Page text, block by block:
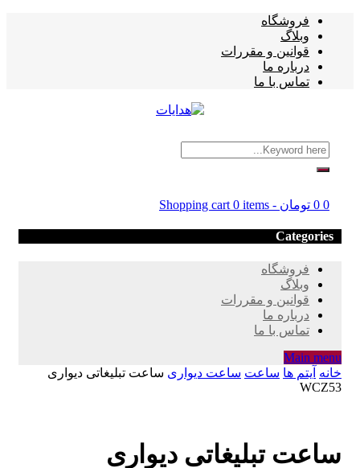
فروشگاه
وبلاگ
قوانین و مقررات
درباره ما
تماس با ما
Shopping cart 0 items - 0 تومان 0
Categories
فروشگاه
وبلاگ
قوانین و مقررات
درباره ما
تماس با ما
Main menu
خانه آیتم ها ساعت ساعت دیواری ساعت تبلیغاتی دیواری
WCZ53
ساعت تبلیغاتی دیواری